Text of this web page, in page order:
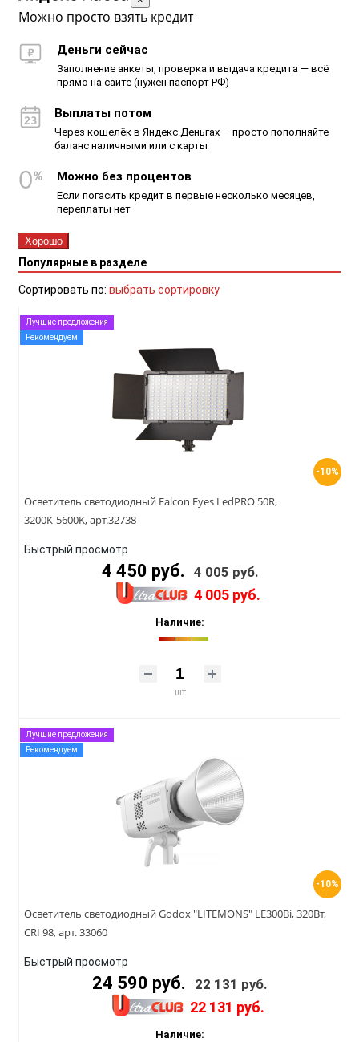
Можно просто взять кредит
Деньги сейчас
Заполнение анкеты, проверка и выдача кредита — всё
прямо на сайте (нужен паспорт РФ)
Выплаты потом
Через кошелёк в Яндекс.Деньгах — просто пополняйте
баланс наличными или с карты
Можно без процентов
Если погасить кредит в первые несколько месяцев,
переплаты нет
Хорошо
Популярные в разделе
Сортировать по: выбрать сортировку
-10%
Лучшие предложения
Рекомендуем
Осветитель светодиодный Falcon Eyes LedPRO 50R,
3200К-5600K, арт.32738
Быстрый просмотр
4 450 руб. 4 005 руб.
4 005 руб.
Наличие:
шт
-10%
Лучшие предложения
Рекомендуем
Осветитель светодиодный Godox "LITEMONS" LE300Bi, 320Вт,
CRI 98, арт. 33060
Быстрый просмотр
24 590 руб. 22 131 руб.
22 131 руб.
Наличие: